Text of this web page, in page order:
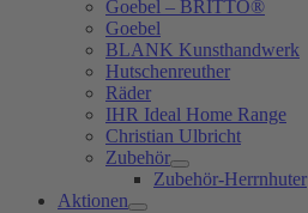
Goebel – BRITTO®
Goebel
BLANK Kunsthandwerk
Hutschenreuther
Räder
IHR Ideal Home Range
Christian Ulbricht
Zubehör
Zubehör-Herrnhuter
Aktionen